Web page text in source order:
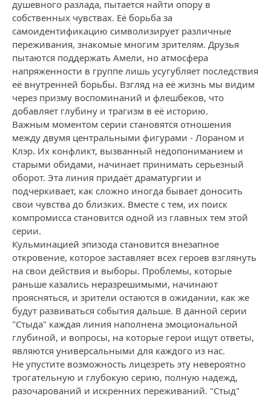
душевного разлада, пытается найти опору в
собственных чувствах. Её борьба за
самоидентификацию символизирует различные
переживания, знакомые многим зрителям. Друзья
пытаются поддержать Амели, но атмосфера
напряженности в группе лишь усугубляет последствия
её внутренней борьбы. Взгляд на её жизнь мы видим
через призму воспоминаний и флешбеков, что
добавляет глубину и трагизм в её историю.
Важным моментом серии становятся отношения
между двумя центральными фигурами - Лораном и
Клэр. Их конфликт, вызванный недопониманием и
старыми обидами, начинает принимать серьезный
оборот. Эта линия придаёт драматургии и
подчеркивает, как сложно иногда бывает доносить
свои чувства до близких. Вместе с тем, их поиск
компромисса становится одной из главных тем этой
серии.
Кульминацией эпизода становится внезапное
откровение, которое заставляет всех героев взглянуть
на свои действия и выборы. Проблемы, которые
раньше казались неразрешимыми, начинают
проясняться, и зрители остаются в ожидании, как же
будут развиваться события дальше. В данной серии
"Стыда" каждая линия наполнена эмоциональной
глубиной, и вопросы, на которые герои ищут ответы,
являются универсальными для каждого из нас.
Не упустите возможность лицезреть эту невероятно
трогательную и глубокую серию, полную надежд,
разочарований и искренних переживаний. "Стыд"